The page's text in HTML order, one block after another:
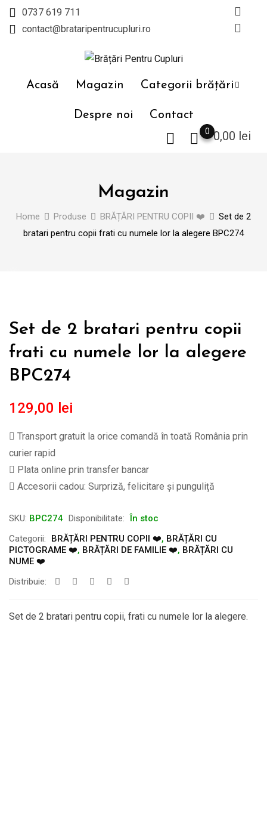
Skip
0737 619 711
contact@brataripentrucupluri.ro
Acasă Magazin Categorii brățări
Despre noi Contact
0,00 lei
0
Magazin
Home Produse BRĂȚĂRI PENTRU COPII ❤️
Set de 2
bratari pentru copii frati cu numele lor la alegere BPC274
Set de 2 bratari pentru copii
frati cu numele lor la alegere
BPC274
129,00 lei
Transport gratuit la orice comandă în toată România prin
curier rapid
Plata online prin transfer bancar
Accesorii cadou: Surpriză, felicitare și punguliță
SKU: BPC274 Disponibilitate: În stoc
Categorii:
BRĂȚĂRI PENTRU COPII ❤️, BRĂȚĂRI CU
PICTOGRAME ❤️, BRĂȚĂRI DE FAMILIE ❤️, BRĂȚĂRI CU
NUME ❤️
Distribuie:
Set de 2 bratari pentru copii, frati cu numele lor la alegere.